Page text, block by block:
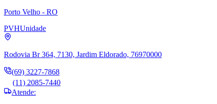
Porto Velho - RO
PVHUnidade
Rodovia Br 364, 7130, Jardim Eldorado, 76970000
(69) 3227-7868
(11) 2085-7440
Atende: